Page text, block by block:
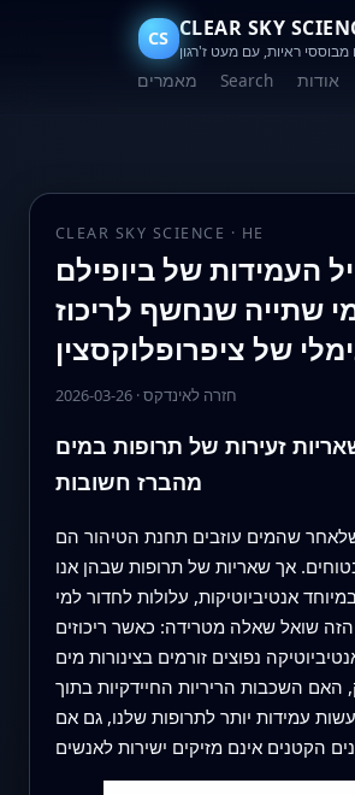
CS CLEAR SKY
ראיות, עם מעט ז'רגון
מאמרים Search אודות
CLEAR SKY SCIENCE · HE
העמידות של ביופילם
שתייה שנחשף לריכוז
של ציפרופלוקסצין
2026-03-26·חזרה לאינדקס
זעירות של תרופות במים
מהברז חשובות
שלאחר שהמים עוזבים תחנת הטיהור הם
אך שאריות של תרופות שבהן אנו
אנטיביוטיקות, עלולות לחדור למי
שואל שאלה מטרידה: כאשר ריכוזים
נפוצים זורמים בצינורות מים
האם השכבות הריריות החיידקיות בתוך
עמידות יותר לתרופות שלנו, גם אם